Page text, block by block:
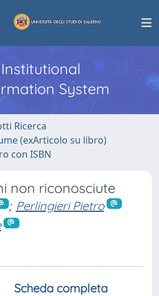
Institutional
System
Ricerca
(exArticolo su libro)
con ISBN
non riconosciute
; Perlingieri Pietro
Scheda completa